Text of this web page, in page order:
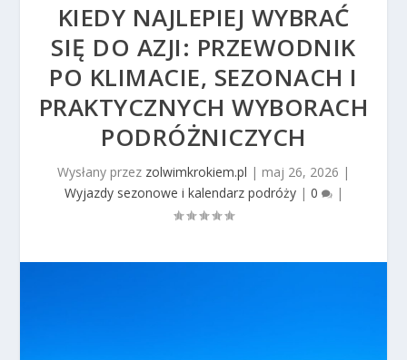
KIEDY NAJLEPIEJ WYBRAĆ
SIĘ DO AZJI: PRZEWODNIK
PO KLIMACIE, SEZONACH I
PRAKTYCZNYCH WYBORACH
PODRÓŻNICZYCH
Wysłany przez zolwimkrokiem.pl | maj 26, 2026 |
Wyjazdy sezonowe i kalendarz podróży| 0 |